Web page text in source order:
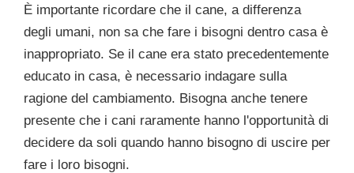
È importante ricordare che il cane, a differenza
degli umani, non sa che fare i bisogni dentro casa è
inappropriato. Se il cane era stato precedentemente
educato in casa, è necessario indagare sulla
ragione del cambiamento. Bisogna anche tenere
presente che i cani raramente hanno l'opportunità di
decidere da soli quando hanno bisogno di uscire per
fare i loro bisogni.